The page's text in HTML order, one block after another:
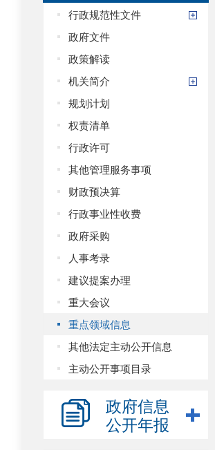
行政规范性文件
政府文件
政策解读
机关简介
规划计划
权责清单
行政许可
其他管理服务事项
财政预决算
行政事业性收费
政府采购
人事考录
建议提案办理
重大会议
重点领域信息
其他法定主动公开信息
主动公开事项目录
政府信息
公开年报